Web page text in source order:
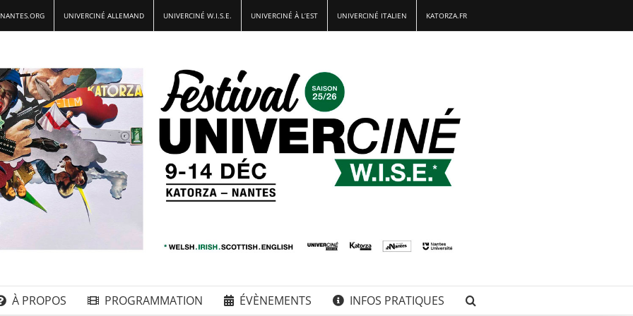
UNIVERCINÉ ALLEMAND UNIVERCINÉ W.I.S.E. UNIVERCINÉ À L’EST UNIVERCINÉ ITALIEN KATORZA.FR
À PROPOS PROGRAMMATION ÉVÈNEMENTS INFOS PRATIQUES